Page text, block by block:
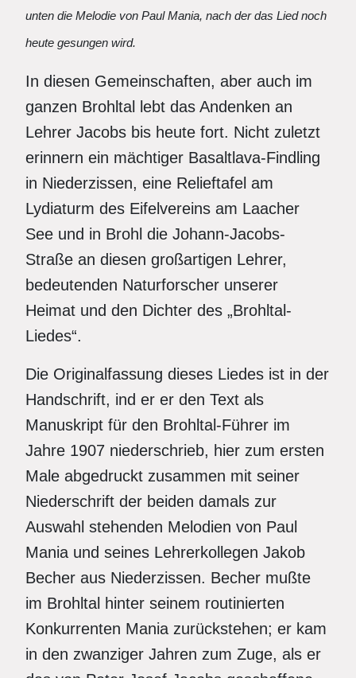
unten die Melodie von Paul Mania, nach der das Lied noch
heute gesungen wird.
In diesen Gemeinschaften, aber auch im
ganzen Brohltal lebt das Andenken an
Lehrer Jacobs bis heute fort. Nicht zuletzt
erinnern ein mächtiger Basaltlava-Findling
in Niederzissen, eine Relieftafel am
Lydiaturm des Eifelvereins am Laacher
See und in Brohl die Johann-Jacobs-
Straße an diesen großartigen Lehrer,
bedeutenden Naturforscher unserer
Heimat und den Dichter des „Brohltal-
Liedes“.
Die Originalfassung dieses Liedes ist in der
Handschrift, ind er er den Text als
Manuskript für den Brohltal-Führer im
Jahre 1907 niederschrieb, hier zum ersten
Male abgedruckt zusammen mit seiner
Niederschrift der beiden damals zur
Auswahl stehenden Melodien von Paul
Mania und seines Lehrerkollegen Jakob
Becher aus Niederzissen. Becher mußte
im Brohltal hinter seinem routinierten
Konkurrenten Mania zurückstehen; er kam
in den zwanziger Jahren zum Zuge, als er